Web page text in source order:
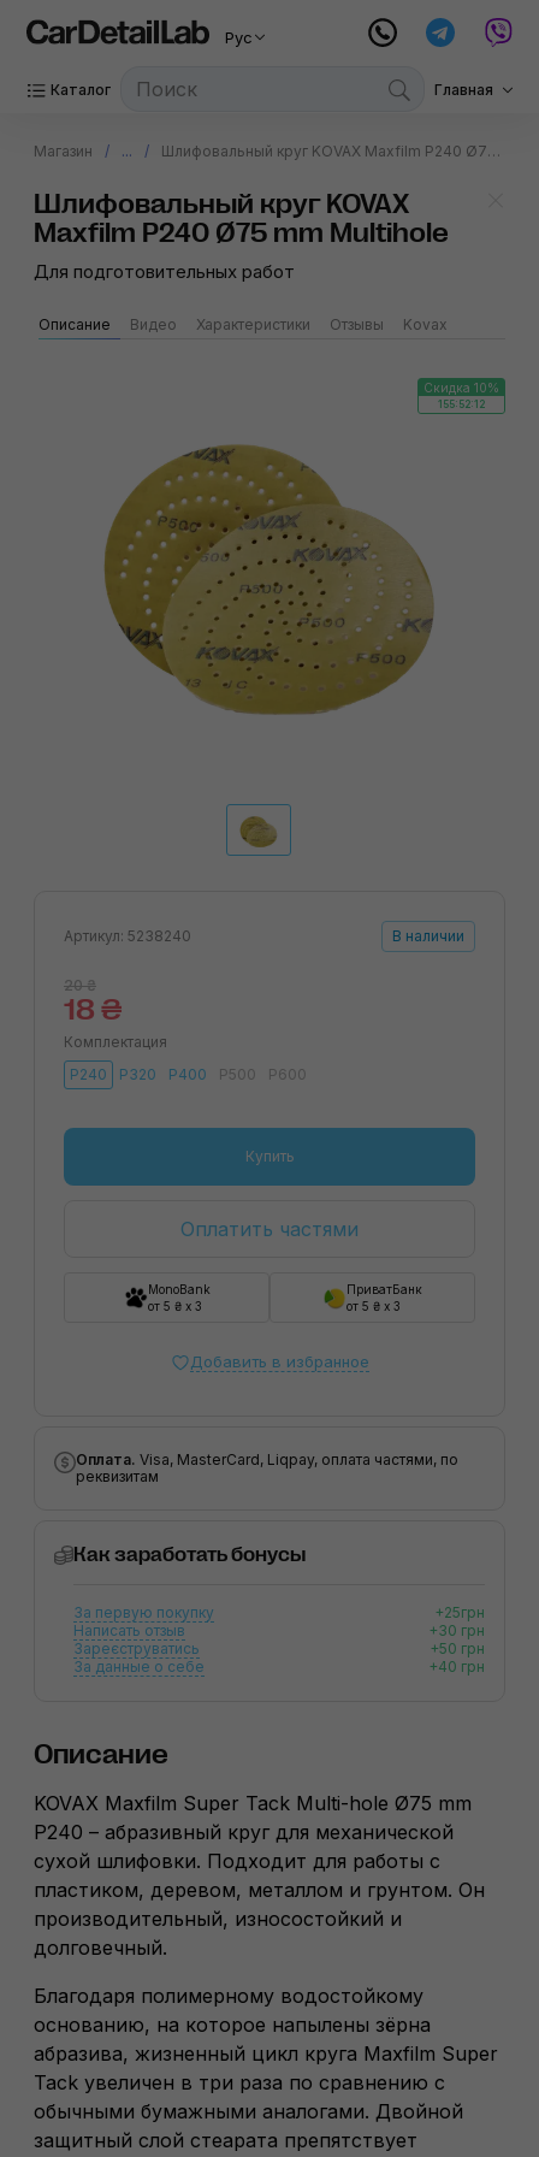
Рус
Каталог Главная
Магазин ... Шлифовальный круг KOVAX Maxfilm P240 Ø75 mm Multihole
Шлифовальный круг KOVAX
Maxfilm P240 Ø75 mm Multihole
Для подготовительных работ
Описание Видео Характеристики Отзывы Kovax
Скидка 10%
155:52:12
Артикул: 5238240 В наличии
20 ₴
18 ₴
Комплектация
P240
P320 P400 P500 P600
Купить
Оплатить частями
MonoBank
от 5 ₴ x 3
ПриватБанк
от 5 ₴ x 3
Добавить в избранное
Оплата. Visa, MasterCard, Liqpay, оплата частями, по
реквизитам
Как заработать бонусы
За первую покупку
+25грн
Написать отзыв
+30 грн
Зареєструватись
+50 грн
За данные о себе
+40 грн
Описание
KOVAX Maxfilm Super Tack Multi-hole Ø75 mm
P240 – абразивный круг для механической
сухой шлифовки. Подходит для работы с
пластиком, деревом, металлом и грунтом. Он
производительный, износостойкий и
долговечный.
Благодаря полимерному водостойкому
основанию, на которое напылены зёрна
абразива, жизненный цикл круга Maxfilm Super
Tack увеличен в три раза по сравнению с
обычными бумажными аналогами. Двойной
защитный слой стеарата препятствует